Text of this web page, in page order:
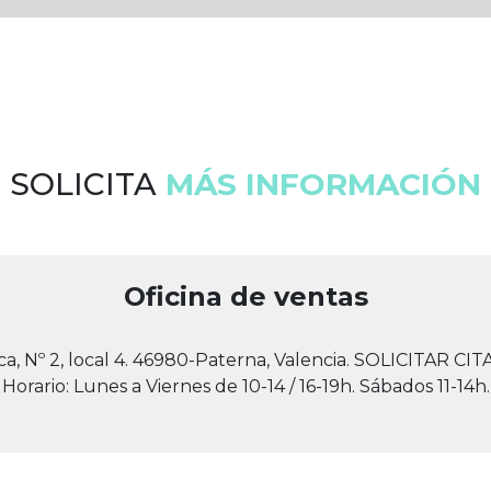
SOLICITA MÁS INFORMACIÓN
Oficina de ventas
Nº 2, local 4. 46980-Paterna, Valencia. SOLICITAR
Horario: Lunes a Viernes de 10-14 / 16-19h. Sábados 11-14h.